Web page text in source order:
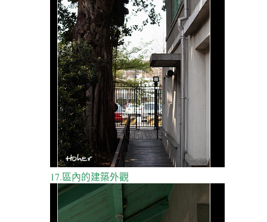
17.區內的建築外觀